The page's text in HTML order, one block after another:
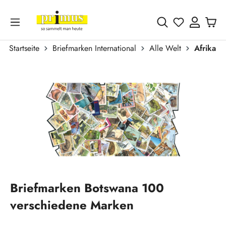
Zum Hauptinhalt springen
Du hast 0
Startseite Briefmarken International Alle Welt
Afrika
Briefmarken Botswana 100
verschiedene Marken